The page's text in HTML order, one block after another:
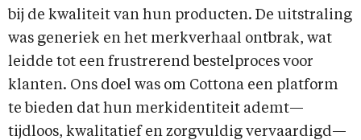
bij de kwaliteit van hun producten. De uitstraling
was generiek en het merkverhaal ontbrak, wat
leidde tot een frustrerend bestelproces voor
klanten. Ons doel was om Cottona een platform
te bieden dat hun merkidentiteit ademt—
tijdloos, kwalitatief en zorgvuldig vervaardigd—